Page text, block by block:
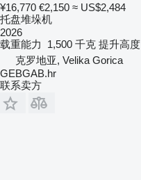
¥16,770 €2,150 ≈ US$2,484
托盘堆垛机
2026
载重能力
1,500 千克 提升高度
克罗地亚, Velika Gorica
GEBGAB.hr
联系卖方